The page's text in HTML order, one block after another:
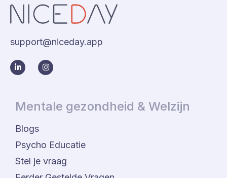
support@niceday.app
Mentale gezondheid & Welzijn
Blogs
Psycho Educatie
Stel je vraag